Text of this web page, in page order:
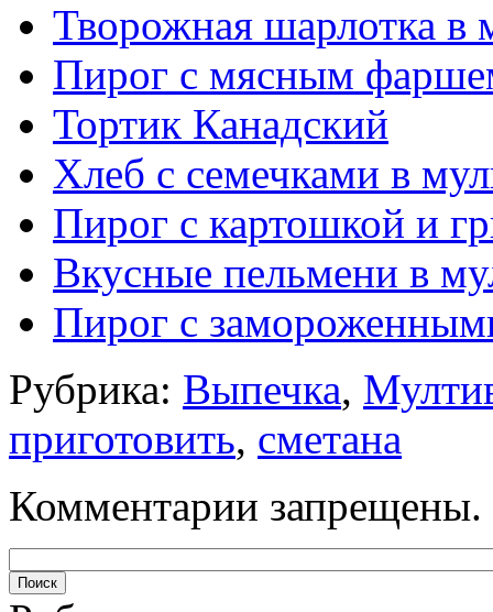
Творожная шарлотка в
Пирог с мясным
Тортик Канадский
Хлеб с семечками в
Пирог с картошкой и
Вкусные пельмени в
Пирог с
Рубрика: Выпечка,
приготовить, сметана
Комментарии запрещены.